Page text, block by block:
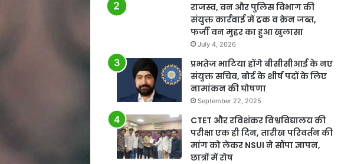
राजस्व, वन और पुलिस विभाग की
संयुक्त कार्रवाई में ट्रक व क्रेन जब्त,
फर्जी वन मुहर का हुआ खुलासा
July 4, 2026
प्रभतेज भाटिया होंगे बीसीसीआई के नए
संयुक्त सचिव, बोर्ड के शीर्ष पदों के लिए
नामांकन की घोषणा
September 22, 2025
CTET और रविशंकर विश्वविद्यालय की
परीक्षा एक ही दिन, तारीख परिवर्तन की
मांग को लेकर NSUI ने सौंपा ज्ञापन,
छात्रों में रोष